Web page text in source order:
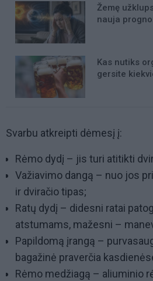
Žemę
nauja
Kas nutiks
gersite
Svarbu atkreipti dėmesį į:
Rėmo dydį – jis turi atitikti
Važiavimo dangą – nuo jos
ir dviračio tipas;
Ratų dydį – didesni ratai
atstumams, mažesni –
Papildomą įrangą –
bagažinė praverčia
Rėmo medžiagą – aliuminio